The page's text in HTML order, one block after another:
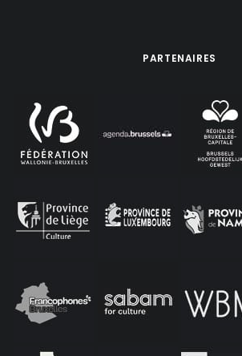
PARTENAIRES